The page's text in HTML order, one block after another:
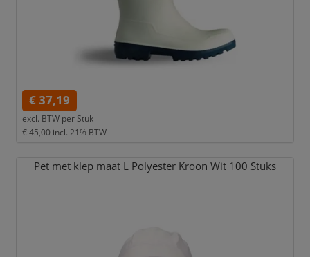
€ 37,19
excl. BTW per Stuk
€ 45,00 incl. 21% BTW
Pet met klep maat L Polyester Kroon Wit 100 Stuks